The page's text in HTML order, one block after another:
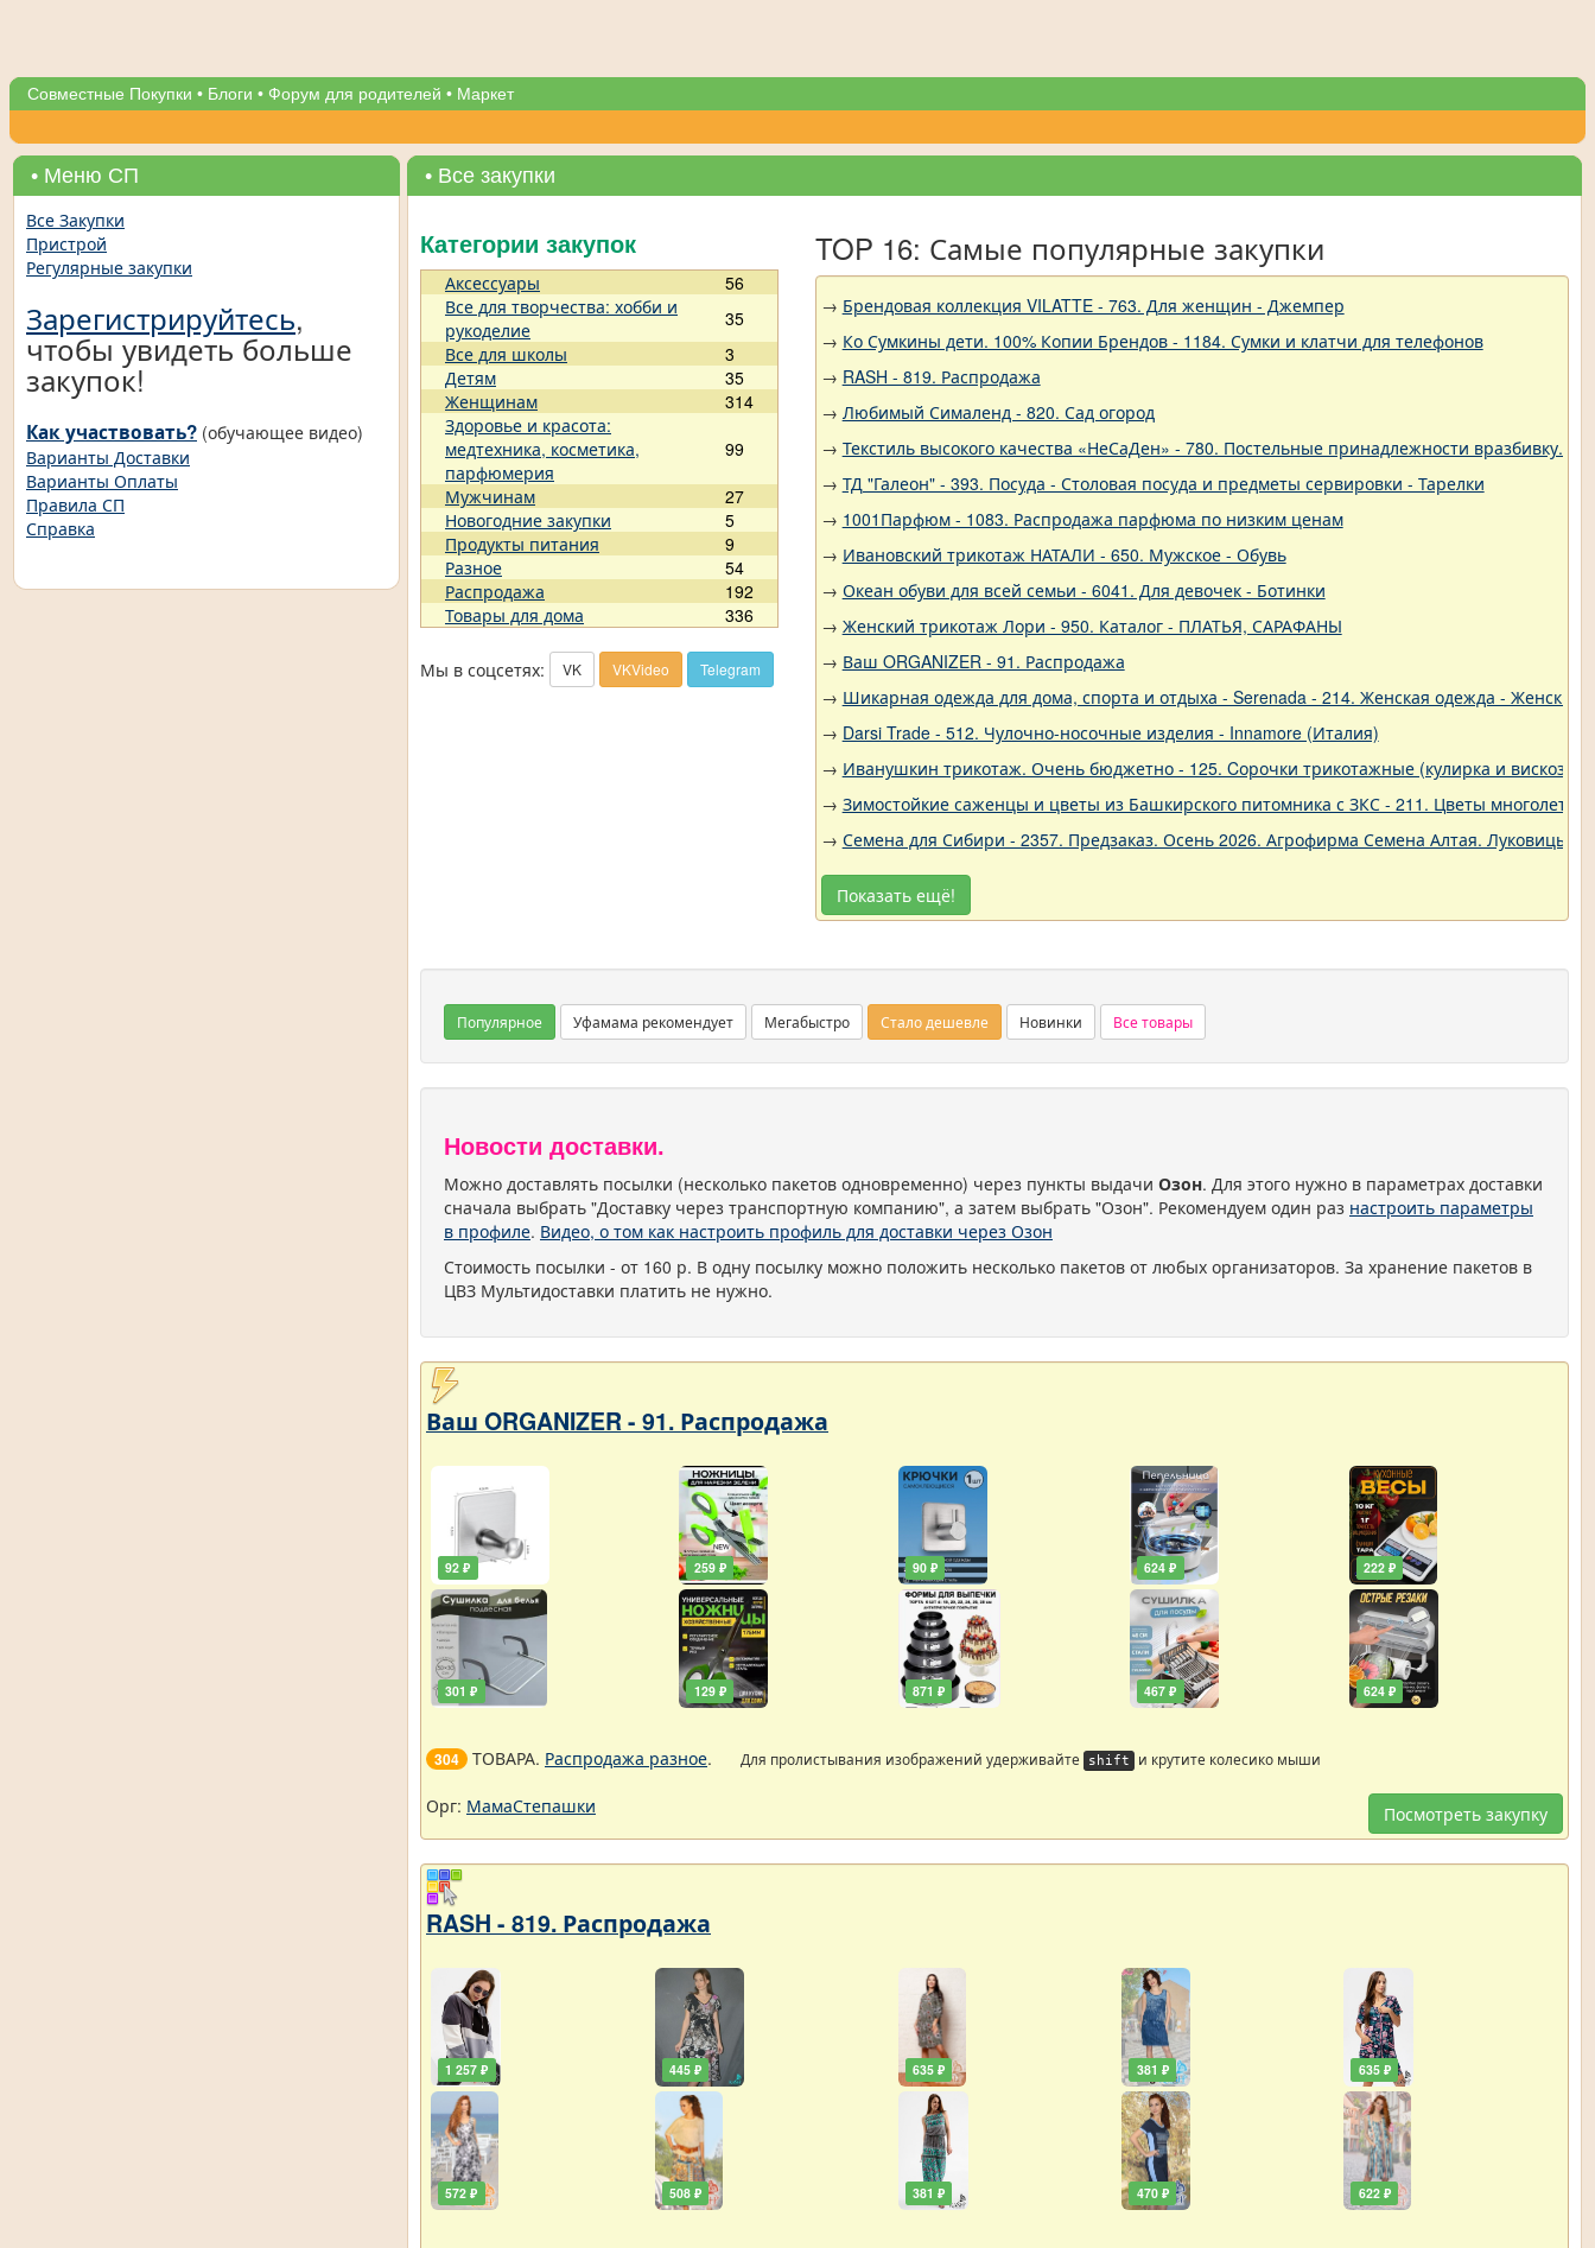
Совместные Покупки • Блоги • Форум для родителей • Маркет
• Меню СП
Все Закупки
Пристрой
Регулярные закупки
Зарегистрируйтесь,
чтобы увидеть больше
закупок!
Как участвовать? (обучающее видео)
Варианты Доставки
Варианты Оплаты
Правила СП
Справка
• Все закупки
Категории закупок
Аксессуары
56
Все для творчества: хобби и
рукоделие
35
Все для школы
3
Детям
35
Женщинам
314
Здоровье и красота:
медтехника, косметика,
парфюмерия
99
Мужчинам
27
Новогодние закупки
5
Продукты питания
9
Разное
54
Распродажа
192
Товары для дома
336
Мы в соцсетях: VK VKVideo Telegram
TOP 16: Самые популярные закупки
→ Брендовая коллекция VILATTE - 763. Для женщин - Джемпер
→ Ко Сумкины дети. 100% Копии Брендов - 1184. Сумки и клатчи для телефонов
→ RASH - 819. Распродажа
→ Любимый Сималенд - 820. Сад огород
→ Текстиль высокого качества «НеСаДен» - 780. Постельные принадлежности вразбивку.
→ ТД "Галеон" - 393. Посуда - Столовая посуда и предметы сервировки - Тарелки
→ 1001Парфюм - 1083. Распродажа парфюма по низким ценам
→ Ивановский трикотаж НАТАЛИ - 650. Мужское - Обувь
→ Океан обуви для всей семьи - 6041. Для девочек - Ботинки
→ Женский трикотаж Лори - 950. Каталог - ПЛАТЬЯ, САРАФАНЫ
→ Ваш ORGANIZER - 91. Распродажа
→ Шикарная одежда для дома, спорта и отдыха - Serenada - 214. Женская одежда - Женские
→ Darsi Trade - 512. Чулочно-носочные изделия - Innamore (Италия)
→ Иванушкин трикотаж. Очень бюджетно - 125. Cорочки трикотажные (кулирка и вискоза)
→ Зимостойкие саженцы и цветы из Башкирского питомника с ЗКС - 211. Цветы
→ Семена для Сибири - 2357. Предзаказ. Осень 2026. Агрофирма Семена Алтая. Луковицы.
Показать ещё!
Популярное Уфамама рекомендует Мегабыстро Стало дешевле Новинки Все товары
Новости доставки.
Можно доставлять посылки (несколько пакетов одновременно) через пункты выдачи Озон. Для этого нужно в параметрах доставки
сначала выбрать "Доставку через транспортную компанию", а затем выбрать "Озон". Рекомендуем один раз настроить параметры
в профиле. Видео, о том как настроить профиль для доставки через Озон
Стоимость посылки - от 160 р. В одну посылку можно положить несколько пакетов от любых организаторов. За хранение пакетов в
ЦВЗ Мультидоставки платить не нужно.
Ваш ORGANIZER - 91. Распродажа
92 ₽
301 ₽
259 ₽
129 ₽
90 ₽
871 ₽
624 ₽
467 ₽
222 ₽
624 ₽
304 ТОВАРА. Распродажа разное. Для пролистывания изображений удерживайте shift и крутите колесико мыши
Посмотреть закупку
Орг: МамаСтепашки
RASH - 819. Распродажа
1 257 ₽
572 ₽
445 ₽
508 ₽
635 ₽
381 ₽
381 ₽
470 ₽
635 ₽
622 ₽